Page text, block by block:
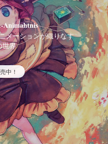
Animahtnis
メーションが織りなす
世界
中！